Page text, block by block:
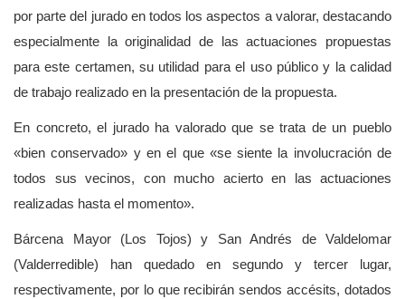
por parte del jurado en todos los aspectos a valorar, destacando
especialmente la originalidad de las actuaciones propuestas
para este certamen, su utilidad para el uso público y la calidad
de trabajo realizado en la presentación de la propuesta.
En concreto, el jurado ha valorado que se trata de un pueblo
«bien conservado» y en el que «se siente la involucración de
todos sus vecinos, con mucho acierto en las actuaciones
realizadas hasta el momento».
Bárcena Mayor (Los Tojos) y San Andrés de Valdelomar
(Valderredible) han quedado en segundo y tercer lugar,
respectivamente, por lo que recibirán sendos accésits, dotados